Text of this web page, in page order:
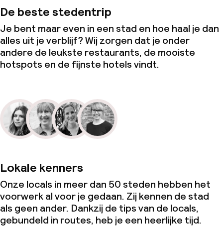
De beste stedentrip
Je bent maar even in een stad en hoe haal je dan
alles uit je verblijf? Wij zorgen dat je onder
andere de leukste restaurants, de mooiste
hotspots en de fijnste hotels vindt.
Lokale kenners
Onze locals in meer dan 50 steden hebben het
voorwerk al voor je gedaan. Zij kennen de stad
als geen ander. Dankzij de tips van de locals,
gebundeld in routes, heb je een heerlijke tijd.